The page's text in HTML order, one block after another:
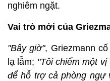
nghiêm ngặt.
Vai trò mới của
"Bây giờ", Griezmann
lạ lẫm; "Tôi chiếm một
để hỗ trợ cả phòng ngự